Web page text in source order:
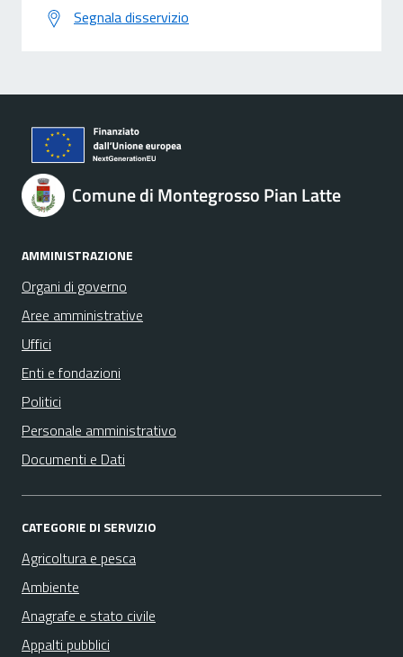
Segnala disservizio
Comune di Montegrosso Pian Latte
AMMINISTRAZIONE
Organi di governo
Aree amministrative
Uffici
Enti e fondazioni
Politici
Personale amministrativo
Documenti e Dati
CATEGORIE DI SERVIZIO
Agricoltura e pesca
Ambiente
Anagrafe e stato civile
Appalti pubblici